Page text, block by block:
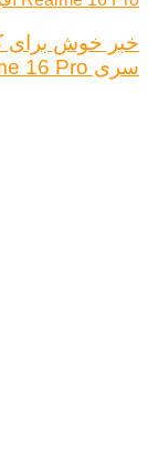
خبر خوش برای
سری Realme 16 Pro افزایش یافت